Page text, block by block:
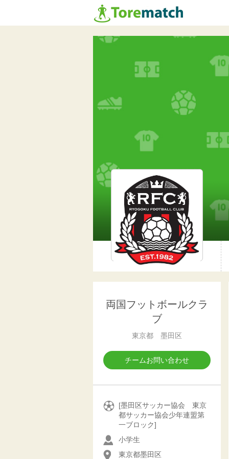
両国フットボールクラ
ブ
東京都 墨田区
チームお問い合わせ
[墨田区サッカー協会 東京
都サッカー協会少年連盟第
一ブロック]
小学生
東京都墨田区